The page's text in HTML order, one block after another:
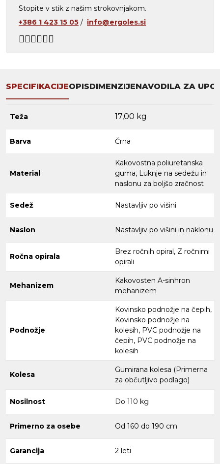
Stopite v stik z našim strokovnjakom.
+386 1 423 15 05 / info@ergoles.si
SPECIFIKACIJEOPISDIMENZIJENAVODILA ZA
Teža 17,00 kg
Barva Črna
Material
Kakovostna poliuretanska
guma, Luknje na sedežu in
naslonu za boljšo zračnost
Sedež Nastavljiv po višini
Naslon Nastavljiv po višini in naklonu
Ročna opirala
Brez ročnih opiral, Z ročnimi
opirali
Mehanizem
Kakovosten A-sinhron
mehanizem
Podnožje
Kovinsko podnožje na čepih,
Kovinsko podnožje na
kolesih, PVC podnožje na
čepih, PVC podnožje na
kolesih
Kolesa
Gumirana kolesa (Primerna
za občutljivo podlago)
Nosilnost Do 110 kg
Primerno za osebe Od 160 do 190 cm
Garancija 2 leti